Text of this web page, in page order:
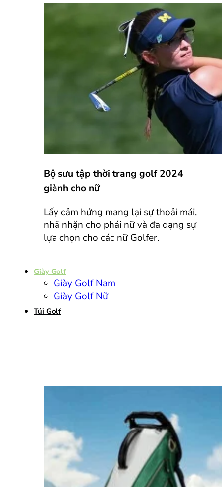
Bộ sưu tập thời trang golf 2024
giành cho nữ
Lấy cảm hứng mang lại sự thoải mái,
nhã nhặn cho phái nữ và đa dạng sự
lựa chọn cho các nữ Golfer.
Giày Golf
Giày Golf Nam
Giày Golf Nữ
Túi Golf